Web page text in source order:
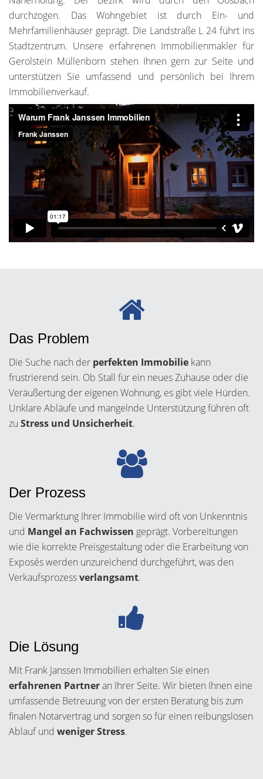
durchzogen. Das Wohngebiet ist durch Ein- und
Mehrfamilienhäuser geprägt. Die Landstraße L 24 führt ins
Stadtzentrum. Unsere erfahrenen Immobilienmakler für
Gerolstein Müllenborn stehen Ihnen gern zur Seite und
unterstützen Sie umfassend und persönlich bei Ihrem
Immobilienverkauf.
Das Problem
Die Suche nach der perfekten Immobilie kann
frustrierend sein. Ob Stall für ein neues Zuhause oder die
Veräußertung der eigenen Wohnung, es gibt viele Hürden.
Unklare Abläufe und mangelnde Unterstützung führen oft
zu Stress und Unsicherheit.
Der Prozess
Die Vermarktung Ihrer Immobilie wird oft von Unkenntnis
und Mangel an Fachwissen geprägt. Vorbereitungen
wie die korrekte Preisgestaltung oder die Erarbeitung von
Exposés werden unzureichend durchgeführt, was den
Verkaufsprozessverlangsamt.
Die Lösung
Mit Frank Janssen Immobilien erhalten Sie einen
erfahrenen Partneran Ihrer Seite. Wir bieten Ihnen eine
umfassende Betreuung von der ersten Beratung bis zum
finalen Notarvertrag und sorgen so für einen reibungslosen
Ablauf und weniger Stress.